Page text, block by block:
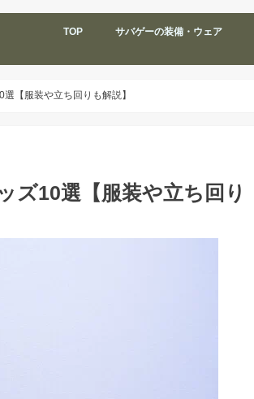
TOP サバゲーの装備・ウェア
【服装や立ち回りも解説】
ズ10選【服装や立ち回り